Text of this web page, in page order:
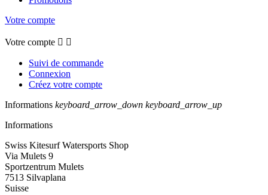
Votre compte
Votre compte  
Suivi de commande
Connexion
Créez votre compte
Informations keyboard_arrow_down keyboard_arrow_up
Informations
Swiss Kitesurf Watersports Shop
Via Mulets 9
Sportzentrum Mulets
7513 Silvaplana
Suisse